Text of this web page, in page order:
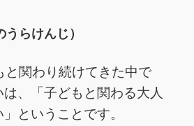
らけんじ）
と関わり続けてきた中で
、「子どもと関わる大人
ということです。